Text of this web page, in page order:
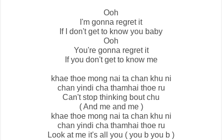
Ooh
I'm gonna regret it
If I don't get to know you baby
Ooh
You're gonna regret it
If you don't get to know me
khae thoe mong nai ta chan khu ni
chan yindi cha thamhai thoe ru
Can't stop thinking bout chu
( And me and me )
khae thoe mong nai ta chan khu ni
chan yindi cha thamhai thoe ru
Look at me it's all you ( you b you b )